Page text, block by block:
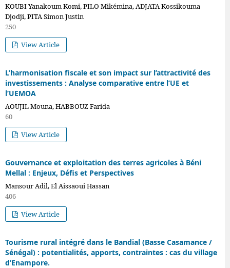
KOUBI Yanakoum Komi, PILO Mikémina, ADJATA Kossikouma
Djodji, PITA Simon Justin
250
View Article
L’harmonisation fiscale et son impact sur l’attractivité des
investissements : Analyse comparative entre l’UE et
l’UEMOA
AOUJIL Mouna, HABBOUZ Farida
60
View Article
Gouvernance et exploitation des terres agricoles à Béni
Mellal : Enjeux, Défis et Perspectives
Mansour Adil, El Aissaoui Hassan
406
View Article
Tourisme rural intégré dans le Bandial (Basse Casamance /
Sénégal) : potentialités, apports, contraintes : cas du village
d’Enampore.